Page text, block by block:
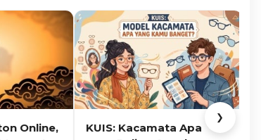
Online,
KUIS: Kacamata Apa
❯